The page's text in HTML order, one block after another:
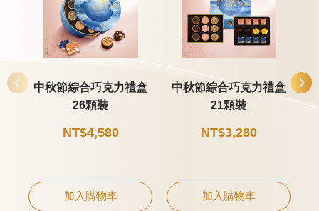
中秋節綜合巧克力禮盒
26顆裝
NT$4,580
加入購物車
中秋節綜合巧克力禮盒
21顆裝
NT$3,280
加入購物車